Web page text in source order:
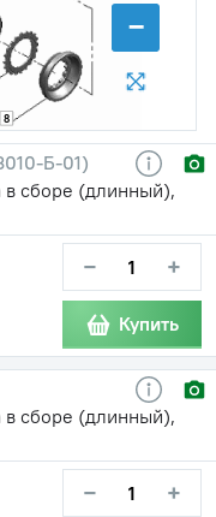
−
8
Б-01)
сборе (длинный),
− +
Купить
сборе (длинный),
− +